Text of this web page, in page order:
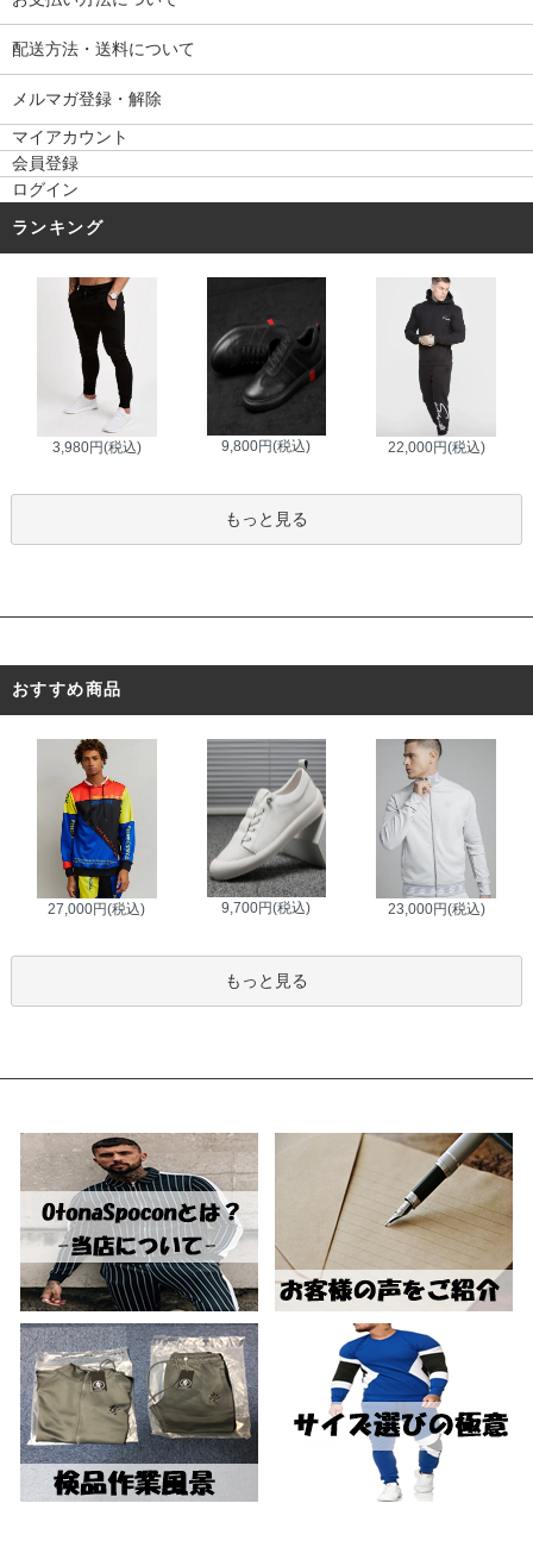
配送方法・送料について
メルマガ登録・解除
マイアカウント
会員登録
ログイン
ランキング
3,980円(税込) 9,800円(税込) 22,000円(税込)
もっと見る
おすすめ商品
27,000円(税込) 9,700円(税込) 23,000円(税込)
もっと見る